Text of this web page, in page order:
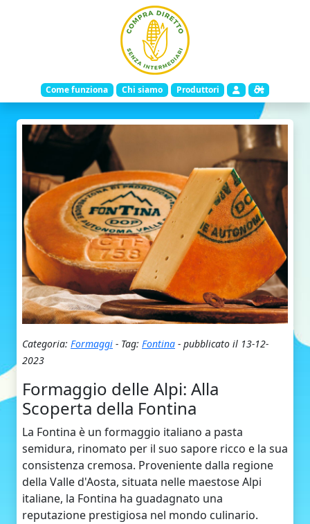
Come funziona Chi siamo Produttori
Categoria: Formaggi - Tag: Fontina - pubblicato il 13-12-
2023
Formaggio delle Alpi: Alla
Scoperta della Fontina
La Fontina è un formaggio italiano a pasta
semidura, rinomato per il suo sapore ricco e la sua
consistenza cremosa. Proveniente dalla regione
della Valle d'Aosta, situata nelle maestose Alpi
italiane, la Fontina ha guadagnato una
reputazione prestigiosa nel mondo culinario.